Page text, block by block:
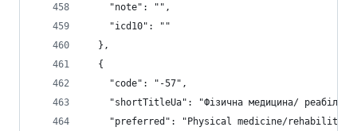
    "note": "",
    "icd10": ""
  },
  {
    "code": "-57",
"shortTitleUa": "Фізична медицина/
"preferred": "Physical medicine/